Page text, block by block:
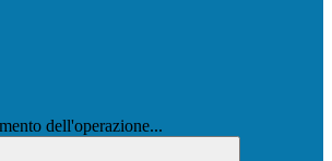
dell'operazione...